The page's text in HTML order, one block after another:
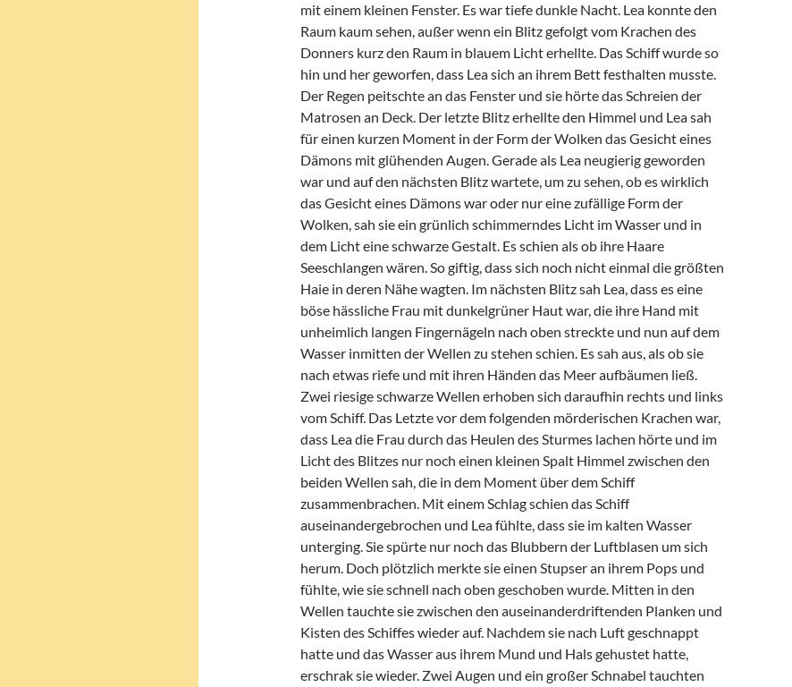
mit einem kleinen Fenster. Es war tiefe dunkle Nacht. Lea konnte den
Raum kaum sehen, außer wenn ein Blitz gefolgt vom Krachen des
Donners kurz den Raum in blauem Licht erhellte. Das Schiff wurde so
hin und her geworfen, dass Lea sich an ihrem Bett festhalten musste.
Der Regen peitschte an das Fenster und sie hörte das Schreien der
Matrosen an Deck. Der letzte Blitz erhellte den Himmel und Lea sah
für einen kurzen Moment in der Form der Wolken das Gesicht eines
Dämons mit glühenden Augen. Gerade als Lea neugierig geworden
war und auf den nächsten Blitz wartete, um zu sehen, ob es wirklich
das Gesicht eines Dämons war oder nur eine zufällige Form der
Wolken, sah sie ein grünlich schimmerndes Licht im Wasser und in
dem Licht eine schwarze Gestalt. Es schien als ob ihre Haare
Seeschlangen wären. So giftig, dass sich noch nicht einmal die größten
Haie in deren Nähe wagten. Im nächsten Blitz sah Lea, dass es eine
böse hässliche Frau mit dunkelgrüner Haut war, die ihre Hand mit
unheimlich langen Fingernägeln nach oben streckte und nun auf dem
Wasser inmitten der Wellen zu stehen schien. Es sah aus, als ob sie
nach etwas riefe und mit ihren Händen das Meer aufbäumen ließ.
Zwei riesige schwarze Wellen erhoben sich daraufhin rechts und links
vom Schiff. Das Letzte vor dem folgenden mörderischen Krachen war,
dass Lea die Frau durch das Heulen des Sturmes lachen hörte und im
Licht des Blitzes nur noch einen kleinen Spalt Himmel zwischen den
beiden Wellen sah, die in dem Moment über dem Schiff
zusammenbrachen. Mit einem Schlag schien das Schiff
auseinandergebrochen und Lea fühlte, dass sie im kalten Wasser
unterging. Sie spürte nur noch das Blubbern der Luftblasen um sich
herum. Doch plötzlich merkte sie einen Stupser an ihrem Pops und
fühlte, wie sie schnell nach oben geschoben wurde. Mitten in den
Wellen tauchte sie zwischen den auseinanderdriftenden Planken und
Kisten des Schiffes wieder auf. Nachdem sie nach Luft geschnappt
hatte und das Wasser aus ihrem Mund und Hals gehustet hatte,
erschrak sie wieder. Zwei Augen und ein großer Schnabel tauchten